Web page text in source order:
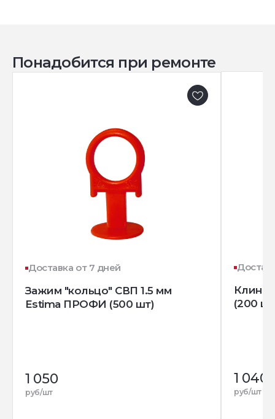
Понадобится при ремонте
Доставка от 7 дней
Зажим "кольцо" СВП 1.5 мм
Estima ПРОФИ (500 шт)
1 050
руб/шт
Клин
(200
1 040
руб/шт